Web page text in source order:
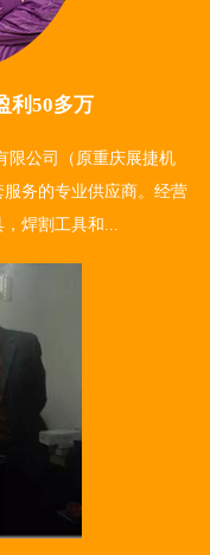
利50多万
限公司（原重庆展捷机
务的专业供应商。经营
焊割工具和...